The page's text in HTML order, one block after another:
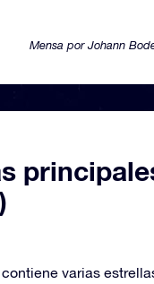
Mensa por Johann
varias